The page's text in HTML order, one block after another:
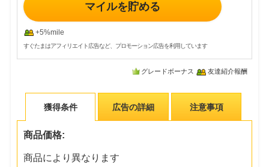
マイルを貯める
+5%mile
すぐたまはアフィリエイト広告など、プロモーション広告を利用しています
グレードボーナス 友達紹介報酬
獲得条件 広告の詳細 注意事項
商品価格:
商品により異なります